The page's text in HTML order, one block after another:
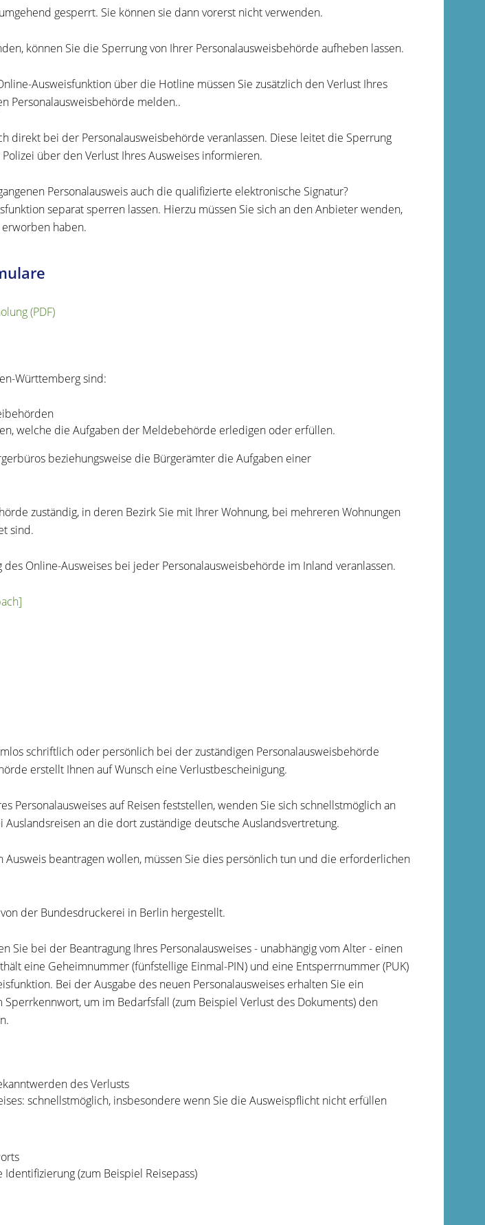
gesperrt. Sie können sie dann vorerst nicht verwenden.
können Sie die Sperrung von Ihrer Personalausweisbehörde aufheben lassen.
Ausweisfunktion über die Hotline müssen Sie zusätzlich den Verlust Ihres
Personalausweisbehörde melden..
direkt bei der Personalausweisbehörde veranlassen. Diese leitet die Sperrung
über den Verlust Ihres Ausweises informieren.
Personalausweis auch die qualifizierte elektronische Signatur?
separat sperren lassen. Hierzu müssen Sie sich an den Anbieter wenden,
haben.
(PDF)
Württemberg sind:
welche die Aufgaben der Meldebehörde erledigen oder erfüllen.
beziehungsweise die Bürgerämter die Aufgaben einer
zuständig, in deren Bezirk Sie mit Ihrer Wohnung, bei mehreren Wohnungen
sind.
Online-Ausweises bei jeder Personalausweisbehörde im Inland veranlassen.
schriftlich oder persönlich bei der zuständigen Personalausweisbehörde
erstellt Ihnen auf Wunsch eine Verlustbescheinigung.
Personalausweises auf Reisen feststellen, wenden Sie sich schnellstmöglich an
an die dort zuständige deutsche Auslandsvertretung.
Ausweis beantragen wollen, müssen Sie dies persönlich tun und die erforderlichen
der Bundesdruckerei in Berlin hergestellt.
Sie bei der Beantragung IhresPersonalausweises- unabhängig vom Alter - einen
eine Geheimnummer(fünfstellige Einmal-PIN) und eine Entsperrnummer (PUK)
Bei der Ausgabe des neuen Personalausweises erhalten Sie ein
um im Bedarfsfall (zum Beispiel Verlust des Dokuments) den
.
des Verlusts
schnellstmöglich, insbesondere wenn Sie die Ausweispflicht nicht erfüllen
(zum Beispiel Reisepass)